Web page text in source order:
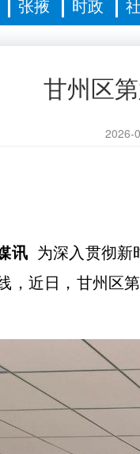
张掖 时政
甘州区
2026-
讯为深入贯彻新
，近日，甘州区